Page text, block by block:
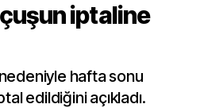
iptaline
nedeniyle hafta sonu
edildiğini açıkladı.